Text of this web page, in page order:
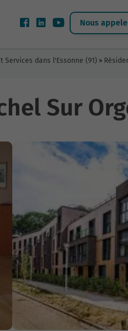
Nous
Services dans l'Essonne (91) >
Sur